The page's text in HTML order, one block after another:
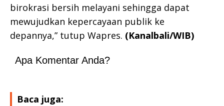
birokrasi bersih melayani sehingga dapat
mewujudkan kepercayaan publik ke
depannya,” tutup Wapres. (Kanalbali/WIB)
Apa Komentar Anda?
Baca juga: